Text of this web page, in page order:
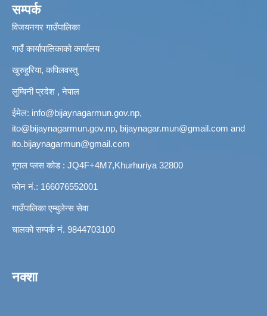
सम्पर्क
विजयनगर गाउँपालिका
गाउँ कार्यापालिकाको कार्यालय
खुरुहुरिया, कपिलवस्तु
लुम्बिनी प्रदेश , नेपाल
ईमेल: info@bijaynagarmun.gov.np,
ito@bijaynagarmun.gov.np, bijaynagar.mun@gmail.com and
ito.bijaynagarmun@gmail.com
गूगल प्लस कोड : JQ4F+4M7,Khurhuriya 32800
फोन नं.: 166076552001
गाउँपालिका एम्बुलेन्स सेवा
चालको सम्पर्क नं. 9844703100
नक्शा